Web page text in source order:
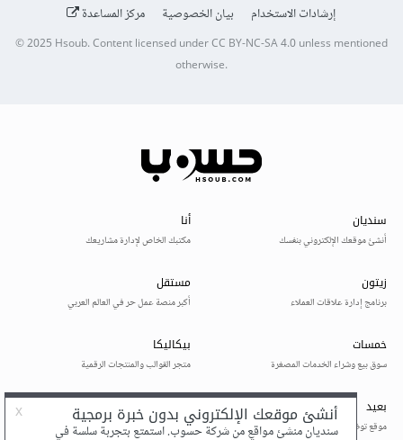
إرشادات الاستخدام
بيان الخصوصية مركز المساعدة
© 2025 Hsoub.Content licensed underCC BY-NC-SA 4.0unless mentioned
otherwise.